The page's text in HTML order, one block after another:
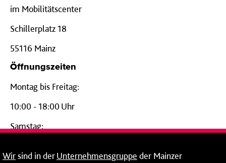
im Mobilitätscenter
Schillerplatz 18
55116 Mainz
Öffnungszeiten
Montag bis Freitag:
10:00 - 18:00 Uhr
Samstag:
Wirsind in derUnternehmensgruppe der Mainzer